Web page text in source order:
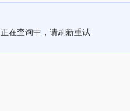
正在查询中，请刷新重试